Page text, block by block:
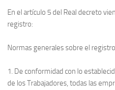
En el artículo 5 del Real decreto
registro:
Normas generales sobre el
1. De conformidad con lo
de los Trabajadores, todas las